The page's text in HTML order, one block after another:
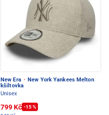
New Era · New York Yankees Melton
kšiltovka
Unisex
799 Kč -15 %